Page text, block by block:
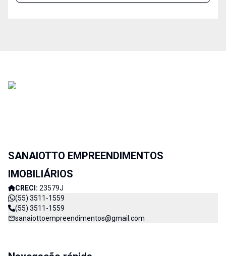
SANAIOTTO EMPREENDIMENTOS
IMOBILIÁRIOS
CRECI: 23579J
(55) 3511-1559
(55) 3511-1559
sanaiottoempreendimentos@gmail.com